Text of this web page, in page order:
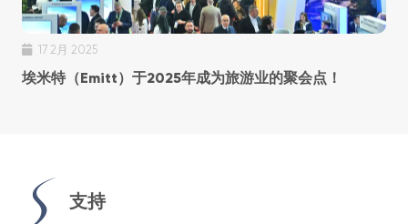
17 2月 2025
埃米特（Emitt）于2025年成为旅游业的聚会点！
支持